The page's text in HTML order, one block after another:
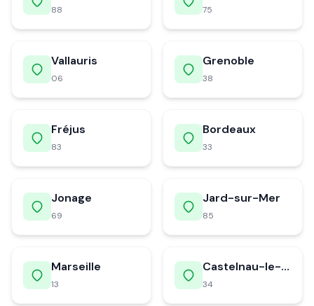
88 75
Vallauris
06
Grenoble
38
Fréjus
83
Bordeaux
33
Jonage
69
Jard-sur-Mer
85
Marseille
13
Castelnau-le-Lez
34